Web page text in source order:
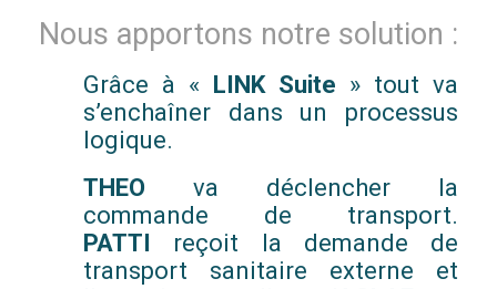
Nous apportons notre solution :
Grâce à « LINK Suite » tout va
s’enchaîner dans un processus
logique.
THEO va déclencher la
commande de transport.
PATTI reçoit la demande de
transport sanitaire externe et